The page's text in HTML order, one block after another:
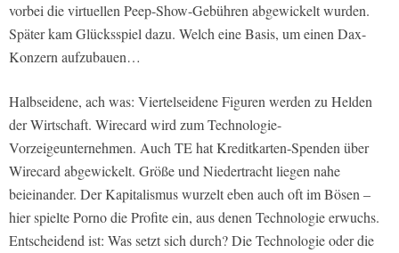
vorbei die virtuellen Peep-Show-Gebühren abgewickelt wurden.
Später kam Glücksspiel dazu. Welch eine Basis, um einen Dax-
Konzern aufzubauen…
Halbseidene, ach was: Viertelseidene Figuren werden zu Helden
der Wirtschaft. Wirecard wird zum Technologie-
Vorzeigeunternehmen. Auch TE hat Kreditkarten-Spenden über
Wirecard abgewickelt. Größe und Niedertracht liegen nahe
beieinander. Der Kapitalismus wurzelt eben auch oft im Bösen –
hier spielte Porno die Profite ein, aus denen Technologie erwuchs.
Entscheidend ist: Was setzt sich durch? Die Technologie oder die